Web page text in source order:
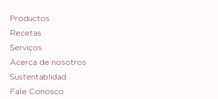
Footer
Sicao
Productos
Recetas
Serviços
Acerca de nosotros
Sustentablidad
Fale Conosco